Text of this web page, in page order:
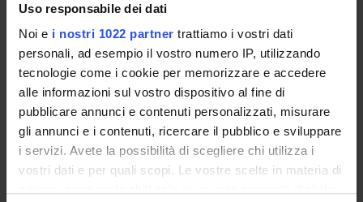
Uso responsabile dei dati
Noi e i nostri 1022 partner trattiamo i vostri dati
personali, ad esempio il vostro numero IP, utilizzando
tecnologie come i cookie per memorizzare e accedere
alle informazioni sul vostro dispositivo al fine di
pubblicare annunci e contenuti personalizzati, misurare
gli annunci e i contenuti, ricercare il pubblico e sviluppare
i servizi. Avete la possibilità di scegliere chi utilizza i
vostri dati e per quali scopi. Le vostre scelte in materia di
PARTECIPANTI AL PROGETTO
Matteo Cristani
Professore associato
AREE DI RICERCA COINVOLTE DAL PROGETTO
Intelligenza Artificiale